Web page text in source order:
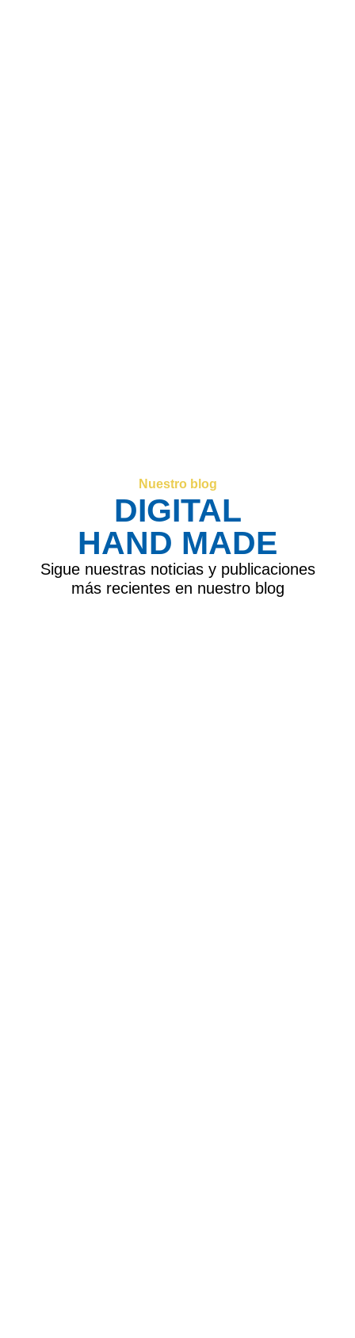
Nuestro blog
DIGITAL
HAND MADE
Sigue nuestras noticias y publicaciones
más recientes en nuestro blog